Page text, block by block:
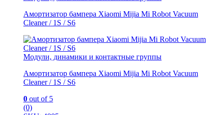
Амортизатор бампера Xiaomi Mijia Mi Robot Vacuum
Cleaner / 1S / S6
Модули, динамики и контактные группы
Амортизатор бампера Xiaomi Mijia Mi Robot Vacuum
Cleaner / 1S / S6
0 out of 5
(0)